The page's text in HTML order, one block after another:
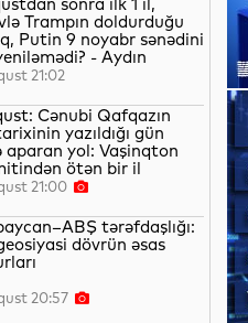
Trampın doldurduğu
Putin 9 noyabr sənədini
- Aydın
yazır...
21:02
Cənubi Qafqazın
yazıldığı gün
aparan yol: Vaşinqton
ötən bir il
21:00
tərəfdaşlığı:
dövrün əsas
20:57